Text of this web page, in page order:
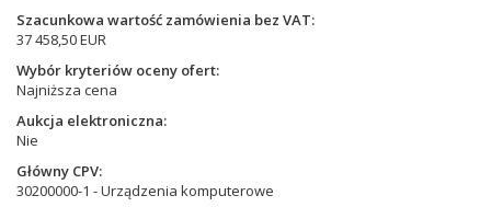
Szacunkowa wartość zamówienia bez VAT
37 458,50 EUR
Wybór kryteriów oceny ofert
Najniższa cena
Aukcja elektroniczna
Nie
Główny CPV
30200000-1 - Urządzenia komputerowe